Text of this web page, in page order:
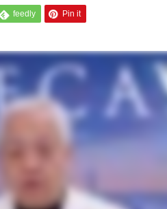
feedly Pin it